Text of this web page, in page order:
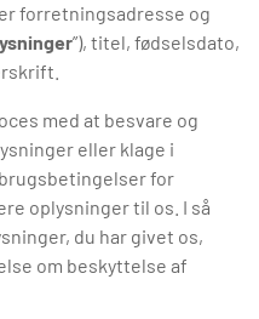
forretningsadresse og
”), titel, fødselsdato,
med at besvare og
eller klage i
for
oplysninger til os. I så
du har givet os,
om beskyttelse af